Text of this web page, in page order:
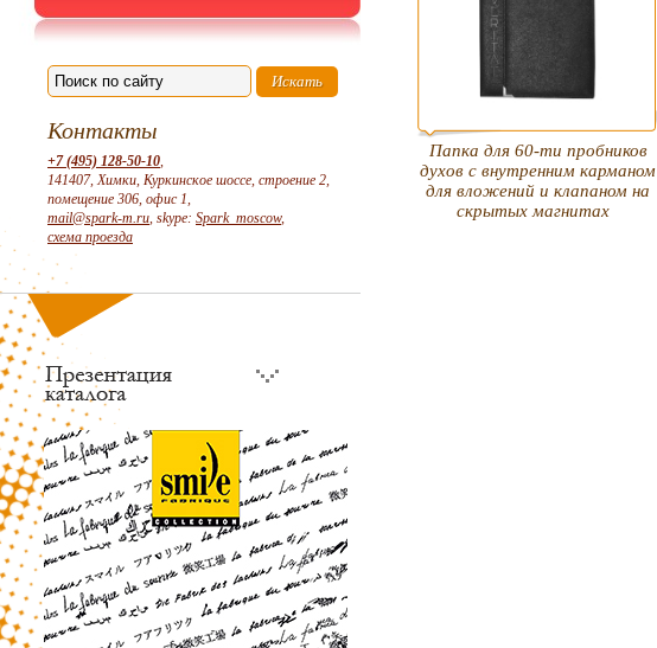
Контакты
+7 (495) 128-50-10,
141407, Химки, Куркинское шоссе, строение 2,
помещение 306, офис 1,
mail@spark-m.ru, skype: Spark_moscow,
схема проезда
Папка для 60-ти пробников
духов с внутренним карманом
для вложений и клапаном на
скрытых магнитах